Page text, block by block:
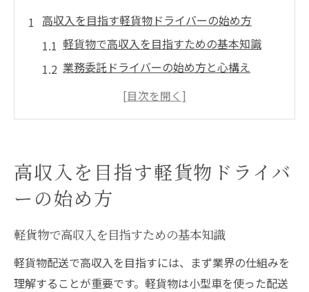
高収入を目指す軽貨物ドライバーの始め方
軽貨物で高収入を目指すための基本知識
業務委託ドライバーの始め方と心構え
高単価案件の探し方と選び方のポイント
未経験から軽貨物で稼ぐための第一歩
愛知県西尾市で即日採用される方法とは
軽貨物業界で即日採用される応募対策
高収入につながる面接準備とアピール術
業務委託ドライバーの即戦力になる方法
西尾市の軽貨物求人で重視されるポイント
高収入を目指す軽貨物ドライバ
ーの始め方
軽貨物で高収入を目指すための基本知識
軽貨物配送で高収入を目指すには、まず業界の仕組みを
理解することが重要です。軽貨物は小型車を使った配送